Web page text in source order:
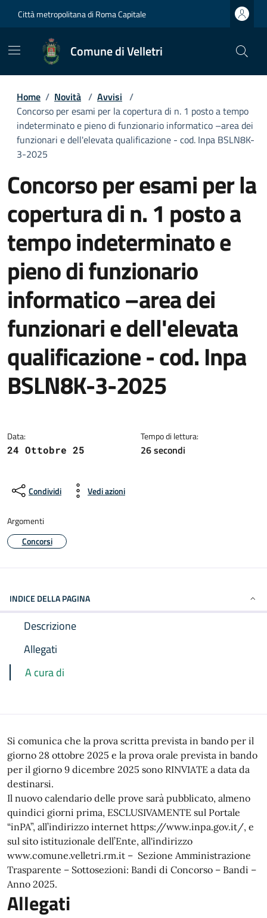
Città metropolitana di Roma Capitale
Comune di Velletri
Home / Novità / Avvisi /
Concorso per esami per la copertura di n. 1 posto a tempo
indeterminato e pieno di funzionario informatico –area dei
funzionari e dell'elevata qualificazione - cod. Inpa BSLN8K-
3-2025
Concorso per esami per la
copertura di n. 1 posto a
tempo indeterminato e
pieno di funzionario
informatico –area dei
funzionari e dell'elevata
qualificazione - cod. Inpa
BSLN8K-3-2025
Data:
24 Ottobre 25
Tempo di lettura:
26 secondi
Condividi Vedi azioni
Argomenti
Concorsi
INDICE DELLA PAGINA
Descrizione
Allegati
A cura di
Si comunica che la prova scritta prevista in bando per il
giorno 28 ottobre 2025 e la prova orale prevista in bando
per il giorno 9 dicembre 2025 sono RINVIATE a data da
destinarsi.
Il nuovo calendario delle prove sarà pubblicato, almeno
quindici giorni prima, ESCLUSIVAMENTE sul Portale
“inPA”, all’indirizzo internet https://www.inpa.gov.it/, e
sul sito istituzionale dell’Ente, all'indirizzo
www.comune.velletri.rm.it – Sezione Amministrazione
Trasparente – Sottosezioni: Bandi di Concorso – Bandi –
Anno 2025.
Allegati